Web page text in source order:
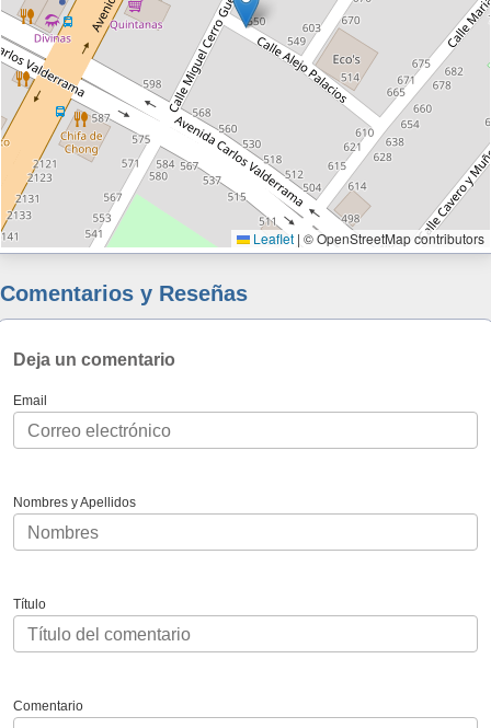
Leaflet | © OpenStreetMap contributors
Comentarios y Reseñas
Deja un comentario
Email
Nombres y Apellidos
Título
Comentario